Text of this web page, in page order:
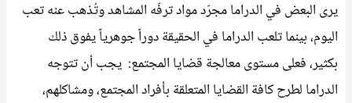
يرى البعض في الدراما مجرّد مواد ترفّه المشاهد وتُذهب عنه تعب
اليوم، بينما تلعب الدراما في الحقيقة دوراً جوهرياً يفوق ذلك
بكثير، فعلى مستوى معالجة قضايا المجتمع: يجب أن تتوجه
الدراما لطرح كافة القضايا المتعلقة بأفراد المجتمع، ومشاكلهم،